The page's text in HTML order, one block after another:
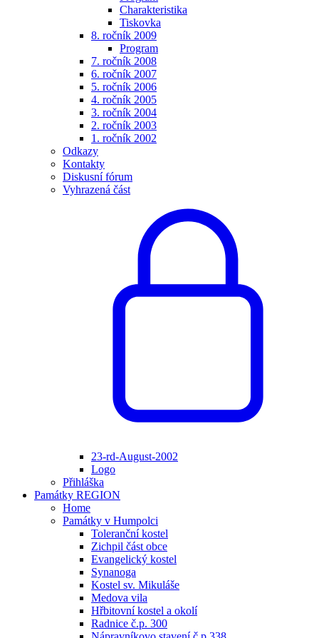
Charakteristika
Tiskovka
8. ročník 2009
Program
7. ročník 2008
6. ročník 2007
5. ročník 2006
4. ročník 2005
3. ročník 2004
2. ročník 2003
1. ročník 2002
Odkazy
Kontakty
Diskusní fórum
Vyhrazená část
23-rd-August-2002
Logo
Přihláška
Památky REGION
Home
Památky v Humpolci
Toleranční kostel
Zichpil část obce
Evangelický kostel
Synanoga
Kostel sv. Mikuláše
Medova vila
Hřbitovní kostel a okolí
Radnice č.p. 300